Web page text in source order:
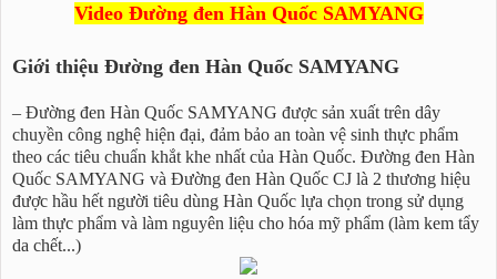
Video Đường đen Hàn Quốc SAMYANG
Giới thiệu Đường đen Hàn Quốc SAMYANG
– Đường đen Hàn Quốc SAMYANG được sản xuất trên dây
chuyền công nghệ hiện đại, đảm bảo an toàn vệ sinh thực phẩm
theo các tiêu chuẩn khắt khe nhất của Hàn Quốc. Đường đen Hàn
Quốc SAMYANG và Đường đen Hàn Quốc CJ là 2 thương hiệu
được hầu hết người tiêu dùng Hàn Quốc lựa chọn trong sử dụng
làm thực phẩm và làm nguyên liệu cho hóa mỹ phẩm (làm kem tẩy
da chết...)